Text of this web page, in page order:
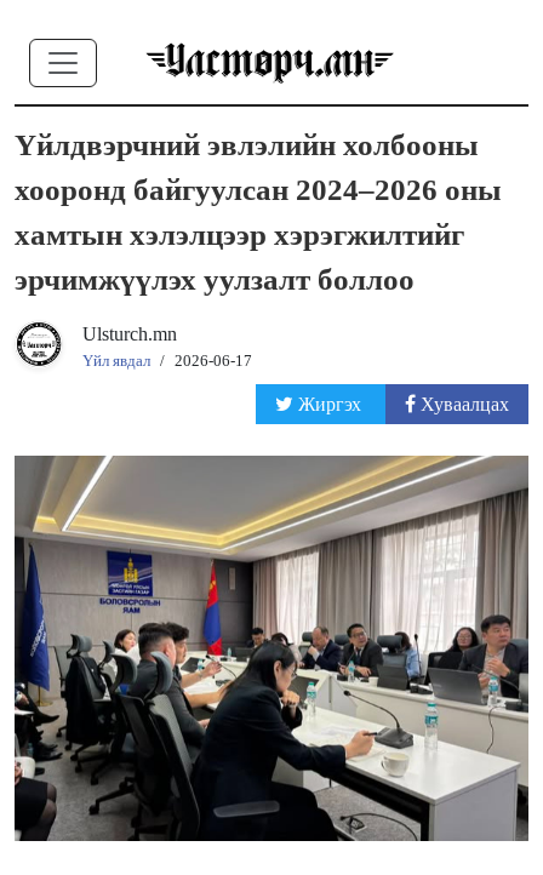
Үйлдвэрчний эвлэлийн холбооны
хооронд байгуулсан 2024–2026 оны
хамтын хэлэлцээр хэрэгжилтийг
эрчимжүүлэх уулзалт боллоо
Ulsturch.mn
Үйл явдал / 2026-06-17
Жиргэх Хуваалцах